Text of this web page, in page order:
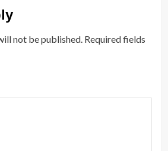
not be published. Required fields